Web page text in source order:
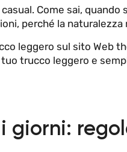
Come sai,
perché la
leggero sul sito Web
trucco leggero e
giorni: